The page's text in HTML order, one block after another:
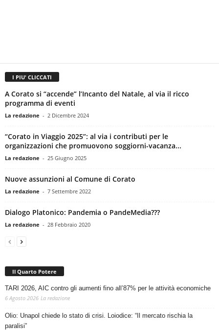
I PIU' CLICCATI
A Corato si “accende” l’Incanto del Natale, al via il ricco
programma di eventi
La redazione - 2 Dicembre 2024
“Corato in Viaggio 2025”: al via i contributi per le
organizzazioni che promuovono soggiorni-vacanza...
La redazione - 25 Giugno 2025
Nuove assunzioni al Comune di Corato
La redazione - 7 Settembre 2022
Dialogo Platonico: Pandemia o PandeMedia???
La redazione - 28 Febbraio 2020
Il Quarto Potere
TARI 2026, AIC contro gli aumenti fino all’87% per le attività economiche
6 Agosto 2026 La redazione
Olio: Unapol chiede lo stato di crisi. Loiodice: “Il mercato rischia la
paralisi”